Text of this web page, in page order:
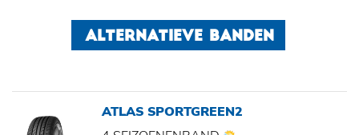
ALTERNATIEVE BANDEN
ATLAS SPORTGREEN2